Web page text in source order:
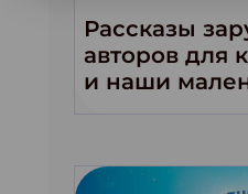
Рассказы
авторов для
и наши